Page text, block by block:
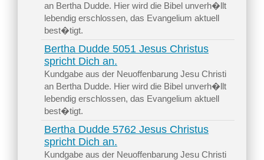
an Bertha Dudde. Hier wird die Bibel unverh�llt
lebendig erschlossen, das Evangelium aktuell
best�tigt.
Bertha Dudde 5051 Jesus Christus
spricht Dich an.
Kundgabe aus der Neuoffenbarung Jesu Christi
an Bertha Dudde. Hier wird die Bibel unverh�llt
lebendig erschlossen, das Evangelium aktuell
best�tigt.
Bertha Dudde 5762 Jesus Christus
spricht Dich an.
Kundgabe aus der Neuoffenbarung Jesu Christi